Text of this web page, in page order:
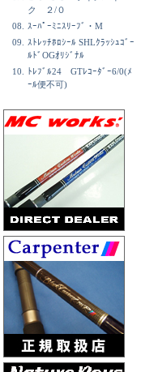
ク ２/０
08.
ｽｰﾊﾟｰﾐﾆｽﾘｰﾌﾞ・M
09.
ｽﾄﾚｯﾁﾎﾛｼｰﾙ SHLｸﾗｯｼｭｺﾞｰ
ﾙﾄﾞOGｵﾘｼﾞﾅﾙ
10.
ﾄﾚﾌﾞﾙ24 GTﾚｺｰﾀﾞｰ6/0(ﾒ
ｰﾙ便不可)